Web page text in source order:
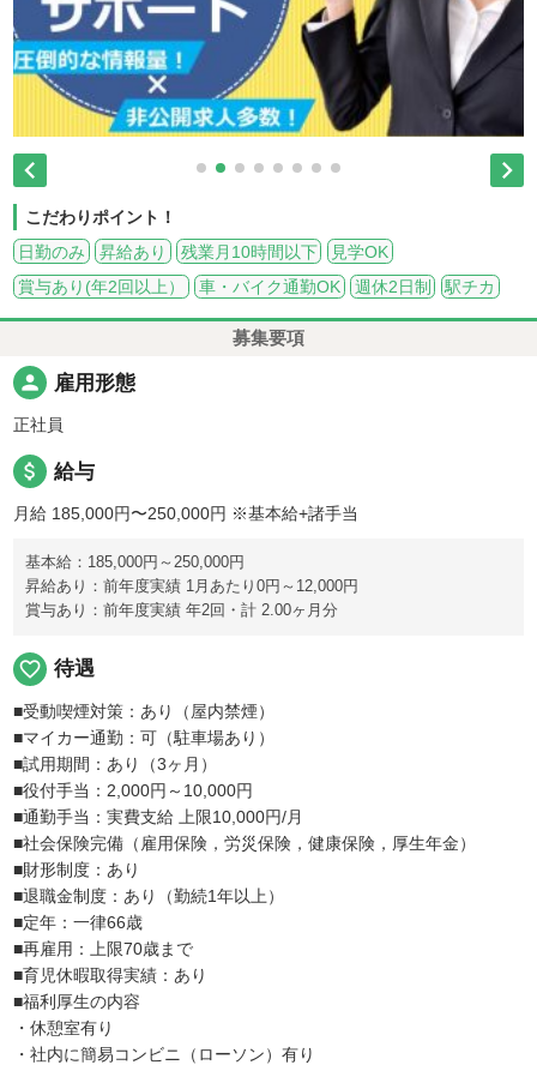
 
こだわりポイント！
日勤のみ
昇給あり 残業月10時間以下
見学OK
賞与あり(年2回以上）
車・バイク通勤OK 週休2日制 駅チカ
募集要項
person 雇用形態
正社員
attach_money 給与
月給 185,000円〜250,000円 ※基本給+諸手当
基本給：185,000円～250,000円
昇給あり：前年度実績 1月あたり0円～12,000円
賞与あり：前年度実績 年2回・計 2.00ヶ月分
favorite_border 待遇
■受動喫煙対策：あり（屋内禁煙）
■マイカー通勤：可（駐車場あり）
■試用期間：あり（3ヶ月）
■役付手当：2,000円～10,000円
■通勤手当：実費支給 上限10,000円/月
■社会保険完備（雇用保険，労災保険，健康保険，厚生年金）
■財形制度：あり
■退職金制度：あり（勤続1年以上）
■定年：一律66歳
■再雇用：上限70歳まで
■育児休暇取得実績：あり
■福利厚生の内容
・休憩室有り
・社内に簡易コンビニ（ローソン）有り